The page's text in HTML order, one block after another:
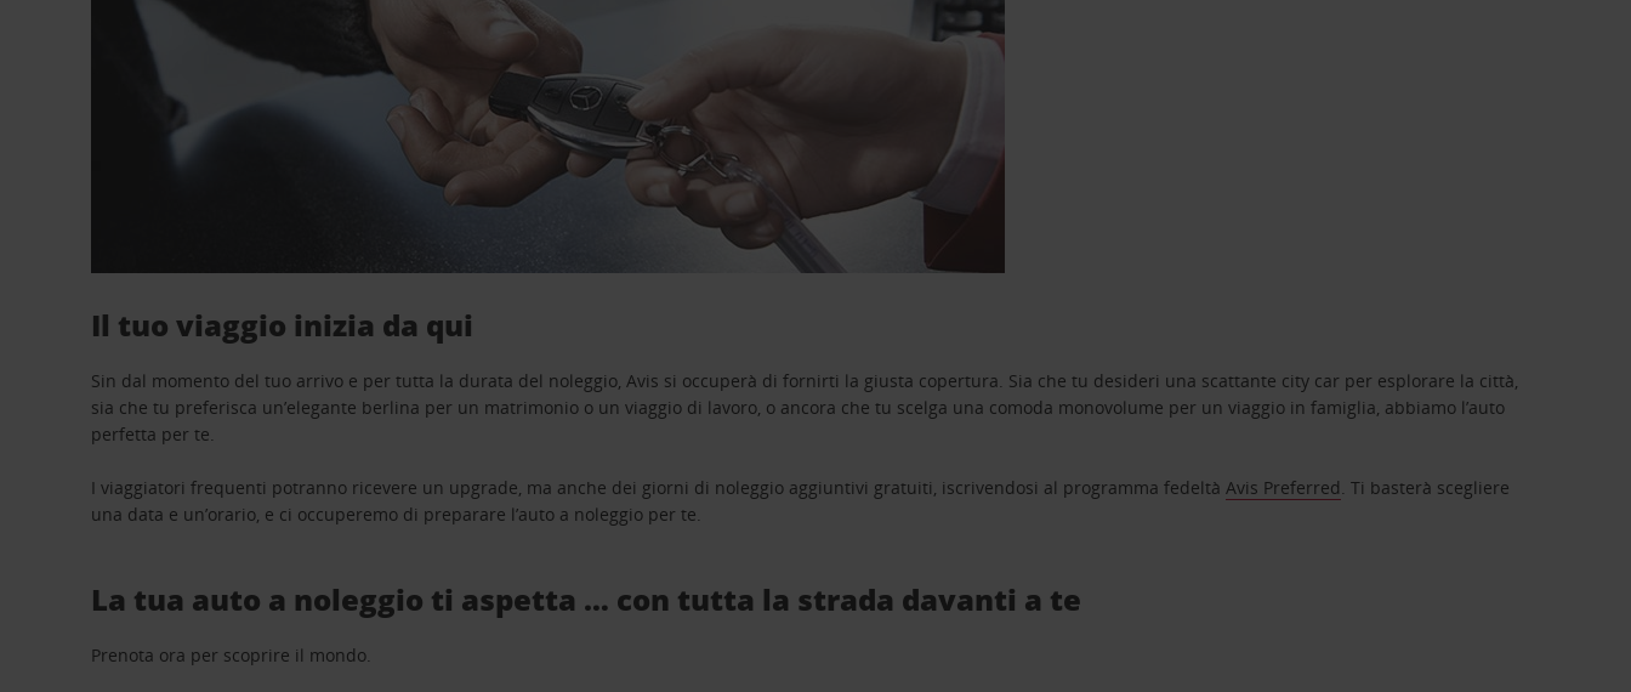
Il tuo viaggio inizia da qui
Sin dal momento del tuo arrivo e per tutta la durata del noleggio, Avis si occuperà di fornirti la giusta copertura. Sia che tu desideri una scattante city car per esplorare la città,
sia che tu preferisca un’elegante berlina per un matrimonio o un viaggio di lavoro, o ancora che tu scelga una comoda monovolume per un viaggio in famiglia, abbiamo l’auto
perfetta per te.
I viaggiatori frequenti potranno ricevere un upgrade, ma anche dei giorni di noleggio aggiuntivi gratuiti, iscrivendosi al programma fedeltàAvis Preferred. Ti basterà scegliere
una data e un’orario, e ci occuperemo di preparare l’auto a noleggio per te.
La tua auto a noleggio ti aspetta … con tutta la strada davanti a te
Prenota ora per scoprire il mondo.